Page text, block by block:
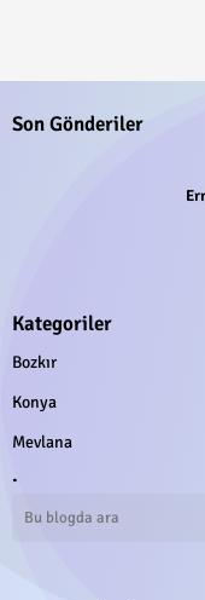
Son Gönderiler
Kategoriler
Bozkır
Konya
Mevlana
.